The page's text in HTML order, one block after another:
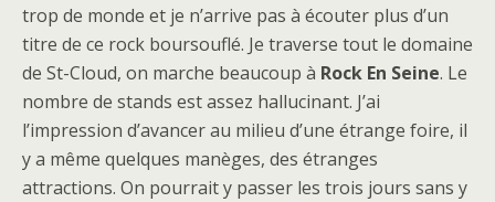
trop de monde et je n’arrive pas à écouter plus d’un
titre de ce rock boursouflé. Je traverse tout le domaine
de St-Cloud, on marche beaucoup à Rock En Seine. Le
nombre de stands est assez hallucinant. J’ai
l’impression d’avancer au milieu d’une étrange foire, il
y a même quelques manèges, des étranges
attractions. On pourrait y passer les trois jours sans y